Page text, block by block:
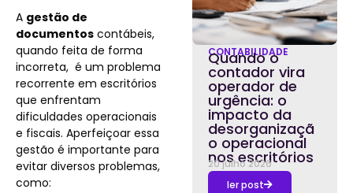
A gestão de
documentos contábeis,
quando feita de forma
incorreta, é um problema
recorrente em escritórios
que enfrentam
dificuldades operacionais
e fiscais. Aperfeiçoar essa
gestão é importante para
evitar diversos problemas,
como:
CONTABILIDADE
Quando o
contador vira
operador de
urgência: o
impacto da
desorganizaçã
o operacional
nos escritórios
20 julho 2026
ler post